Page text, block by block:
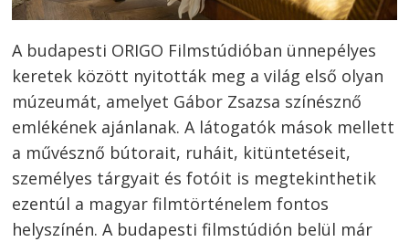
A budapesti ORIGO Filmstúdióban ünnepélyes
keretek között nyitották meg a világ első olyan
múzeumát, amelyet Gábor Zsazsa színésznő
emlékének ajánlanak. A látogatók mások mellett
a művésznő bútorait, ruháit, kitüntetéseit,
személyes tárgyait és fotóit is megtekinthetik
ezentúl a magyar filmtörténelem fontos
helyszínén. A budapesti filmstúdión belül már